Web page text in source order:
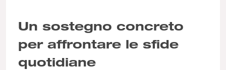
Un sostegno concreto
per affrontare le sfide
quotidiane